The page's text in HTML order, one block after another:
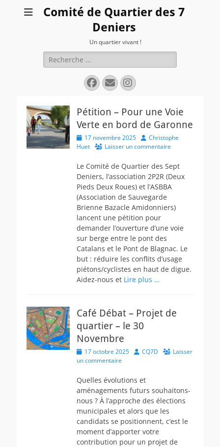
Comité de Quartier des 7
Deniers
Un quartier vivant !
Rechercher :
Facebook
E-
mail
Instagram
Pétition – Pour une Voie
Verte en bord de Garonne
Posted
on
17 novembre 2025 AuthorChristophe
Huet
Laisser un commentaire
Le Comité de Quartier des Sept
Deniers, l’association 2P2R (Deux
Pieds Deux Roues) et l’ASBBA
(Association de Sauvegarde
Brienne Bazacle Amidonniers)
lancent une pétition pour
demander l’ouverture d’une voie
sur berge entre le pont des
Catalans et le Pont de Blagnac. Le
but : réduire les conflits d’usage
piétons/cyclistes en haut de digue.
Aidez-nous et Lire plus …
Café Débat – Projet de
quartier – le 30
Novembre
Posted
on
17 octobre 2025 Author
CQ7D
Laisser
un commentaire
Quelles évolutions et
aménagements futurs souhaitons-
nous ? À l’approche des élections
municipales et alors que les
candidats se positionnent, c’est le
moment d’apporter votre
contribution pour un projet de